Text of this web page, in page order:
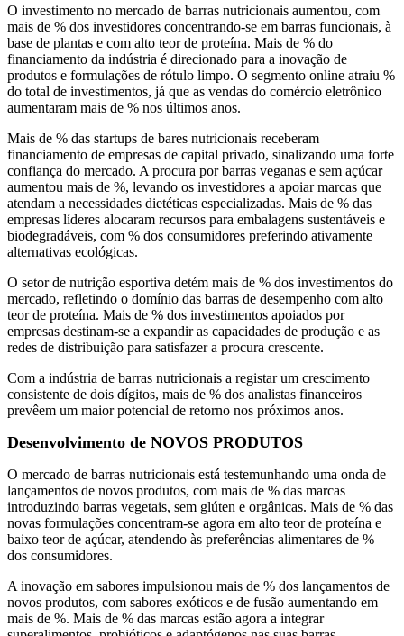
O investimento no mercado de barras nutricionais aumentou, com
mais de % dos investidores concentrando-se em barras funcionais, à
base de plantas e com alto teor de proteína. Mais de % do
financiamento da indústria é direcionado para a inovação de
produtos e formulações de rótulo limpo. O segmento online atraiu %
do total de investimentos, já que as vendas do comércio eletrônico
aumentaram mais de % nos últimos anos.
Mais de % das startups de bares nutricionais receberam
financiamento de empresas de capital privado, sinalizando uma forte
confiança do mercado. A procura por barras veganas e sem açúcar
aumentou mais de %, levando os investidores a apoiar marcas que
atendam a necessidades dietéticas especializadas. Mais de % das
empresas líderes alocaram recursos para embalagens sustentáveis ​​e
biodegradáveis, com % dos consumidores preferindo ativamente
alternativas ecológicas.
O setor de nutrição esportiva detém mais de % dos investimentos do
mercado, refletindo o domínio das barras de desempenho com alto
teor de proteína. Mais de % dos investimentos apoiados por
empresas destinam-se a expandir as capacidades de produção e as
redes de distribuição para satisfazer a procura crescente.
Com a indústria de barras nutricionais a registar um crescimento
consistente de dois dígitos, mais de % dos analistas financeiros
prevêem um maior potencial de retorno nos próximos anos.
Desenvolvimento de NOVOS PRODUTOS
O mercado de barras nutricionais está testemunhando uma onda de
lançamentos de novos produtos, com mais de % das marcas
introduzindo barras vegetais, sem glúten e orgânicas. Mais de % das
novas formulações concentram-se agora em alto teor de proteína e
baixo teor de açúcar, atendendo às preferências alimentares de %
dos consumidores.
A inovação em sabores impulsionou mais de % dos lançamentos de
novos produtos, com sabores exóticos e de fusão aumentando em
mais de %. Mais de % das marcas estão agora a integrar